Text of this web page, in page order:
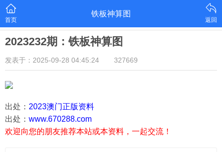
首页
铁板神算图
返回
2023232期：铁板神算图
发表于：2025-09-28 04:45:24 327669
出处： 2023澳门正版资料
出处： www.670288.com
欢迎向您的朋友推荐本站或本资料，一起交流！